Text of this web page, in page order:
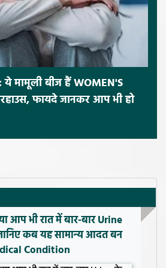
मामूली बीज हैं WOMEN'S
फायदे जानकर आप भी हो
आप भी रात में बार-बार Urine
कब यह सामान्य आदत बन
Condition